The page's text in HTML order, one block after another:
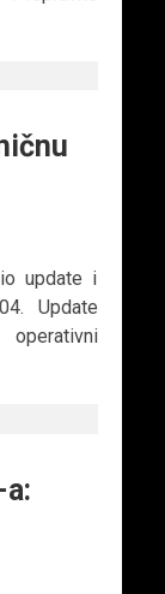
update i
Update